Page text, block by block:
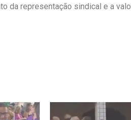
da representação sindical e a